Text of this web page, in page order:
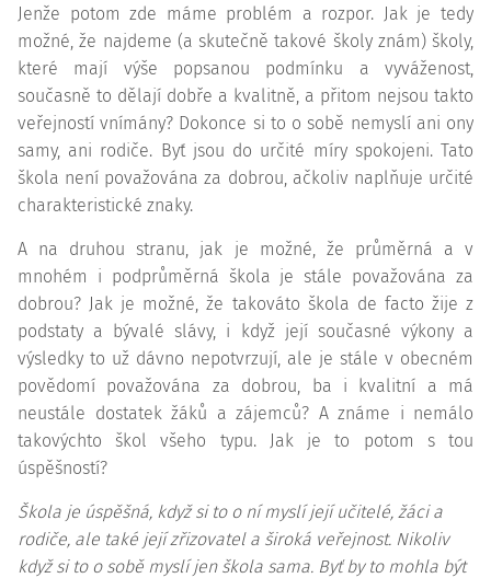
Jenže potom zde máme problém a rozpor. Jak je tedy
možné, že najdeme (a skutečně takové školy znám) školy,
které mají výše popsanou podmínku a vyváženost,
současně to dělají dobře a kvalitně, a přitom nejsou takto
veřejností vnímány? Dokonce si to o sobě nemyslí ani ony
samy, ani rodiče. Byť jsou do určité míry spokojeni. Tato
škola není považována za dobrou, ačkoliv naplňuje určité
charakteristické znaky.
A na druhou stranu, jak je možné, že průměrná a v
mnohém i podprůměrná škola je stále považována za
dobrou? Jak je možné, že takováto škola de facto žije z
podstaty a bývalé slávy, i když její současné výkony a
výsledky to už dávno nepotvrzují, ale je stále v obecném
povědomí považována za dobrou, ba i kvalitní a má
neustále dostatek žáků a zájemců? A známe i nemálo
takovýchto škol všeho typu. Jak je to potom s tou
úspěšností?
Škola je úspěšná, když si to o ní myslí její učitelé, žáci a
rodiče, ale také její zřizovatel a široká veřejnost. Nikoliv
když si to o sobě myslí jen škola sama. Byť by to mohla být